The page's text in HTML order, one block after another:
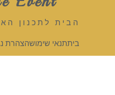
הבית לתכנון
תנאי שימושהצהרת